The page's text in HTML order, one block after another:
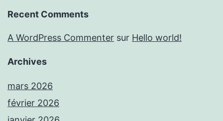
Recent Comments
A WordPress Commenter sur Hello world!
Archives
mars 2026
février 2026